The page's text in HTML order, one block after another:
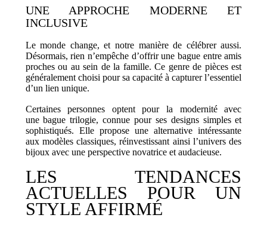
UNE APPROCHE MODERNE ET
INCLUSIVE
Le monde change, et notre manière de célébrer aussi.
Désormais, rien n’empêche d’offrir une bague entre amis
proches ou au sein de la famille.Ce genre de pièces est
généralement choisi pour sa capacité à capturer l’essentiel
d’un lien unique.
Certaines personnes optent pour la modernité avec
une baguetrilogie, connue pour ses designs simples et
sophistiqués. Elle propose une alternative intéressante
aux modèles classiques, réinvestissant ainsi l’univers des
bijoux avec une perspective novatrice et audacieuse.
LES TENDANCES
ACTUELLES POUR UN
STYLE AFFIRMÉ